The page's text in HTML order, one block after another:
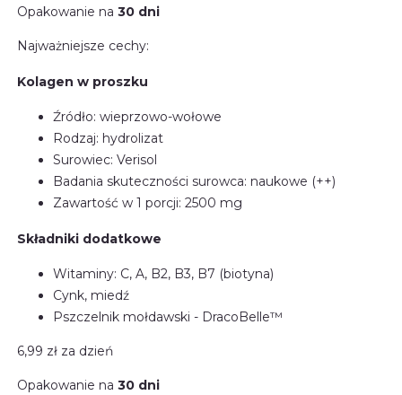
Opakowanie na 30 dni
Najważniejsze cechy:
Kolagen w proszku
Źródło: wieprzowo-wołowe
Rodzaj: hydrolizat
Surowiec: Verisol
Badania skuteczności surowca: naukowe (++)
Zawartość w 1 porcji: 2500 mg
Składniki dodatkowe
Witaminy: C, A, B2, B3, B7 (biotyna)
Cynk, miedź
Pszczelnik mołdawski - DracoBelle™
6,99 zł za dzień
Opakowanie na 30 dni